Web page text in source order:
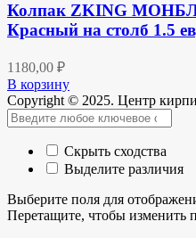
Колпак ZKING
Красный на столб 1.5
1180,00 ₽
В корзину
Copyright © 2025. Центр
Скрыть сходства
Выделите различия
Выберите поля для
Перетащите, чтобы изменить